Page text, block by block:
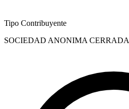
Tipo Contribuyente
SOCIEDAD ANONIMA CERRADA